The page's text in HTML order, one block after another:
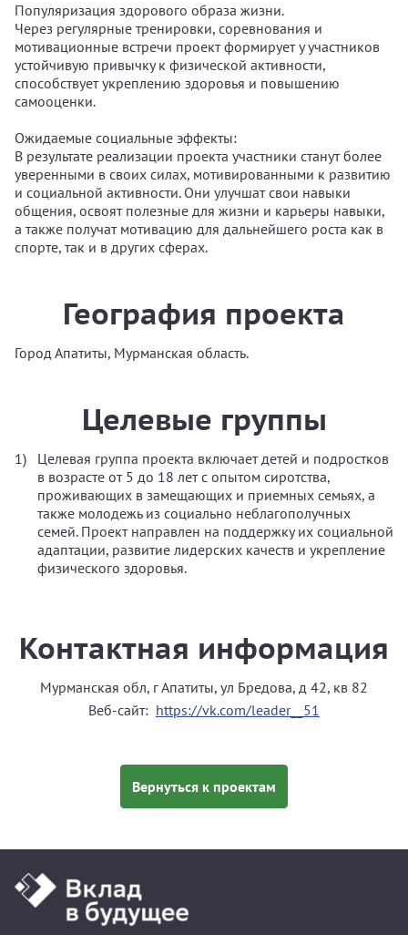
Популяризация здорового образа жизни.
Через регулярные тренировки, соревнования и
мотивационные встречи проект формирует у участников
устойчивую привычку к физической активности,
способствует укреплению здоровья и повышению
самооценки.
Ожидаемые социальные эффекты:
В результате реализации проекта участники станут более
уверенными в своих силах, мотивированными к развитию
и социальной активности. Они улучшат свои навыки
общения, освоят полезные для жизни и карьеры навыки,
а также получат мотивацию для дальнейшего роста как в
спорте, так и в других сферах.
География проекта
Город Апатиты, Мурманская область.
Целевые группы
Целевая группа проекта включает детей и подростков
в возрасте от 5 до 18 лет с опытом сиротства,
проживающих в замещающих и приемных семьях, а
также молодежь из социально неблагополучных
семей. Проект направлен на поддержку их социальной
адаптации, развитие лидерских качеств и укрепление
физического здоровья.
Контактная информация
Мурманская обл, г Апатиты, ул Бредова, д 42, кв 82
Веб-сайт: https://vk.com/leader__51
Вернуться к проектам